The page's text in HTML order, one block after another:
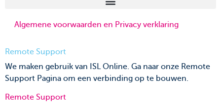
Algemene voorwaarden en Privacy verklaring
Remote Support
We maken gebruik van ISL Online. Ga naar onze Remote
Support Pagina om een verbinding op te bouwen.
Remote Support